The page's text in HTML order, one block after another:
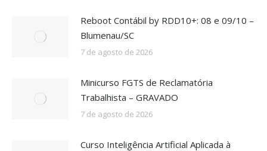
Reboot Contábil by RDD10+: 08 e 09/10 –
Blumenau/SC
7 de agosto de 2026
Minicurso FGTS de Reclamatória
Trabalhista – GRAVADO
7 de agosto de 2026
Curso Inteligência Artificial Aplicada à